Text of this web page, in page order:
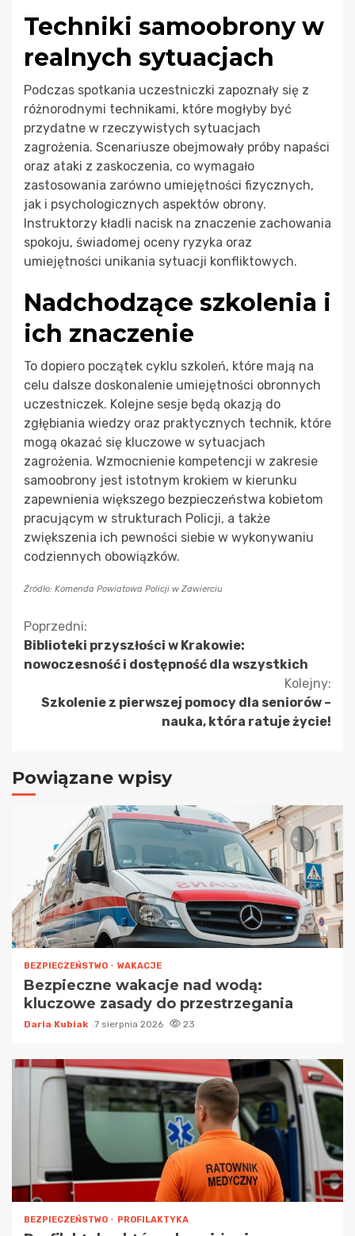
Techniki samoobrony w
realnych sytuacjach
Podczas spotkania uczestniczki zapoznały się z
różnorodnymi technikami, które mogłyby być
przydatne w rzeczywistych sytuacjach
zagrożenia. Scenariusze obejmowały próby napaści
oraz ataki z zaskoczenia, co wymagało
zastosowania zarówno umiejętności fizycznych,
jak i psychologicznych aspektów obrony.
Instruktorzy kładli nacisk na znaczenie zachowania
spokoju, świadomej oceny ryzyka oraz
umiejętności unikania sytuacji konfliktowych.
Nadchodzące szkolenia i
ich znaczenie
To dopiero początek cyklu szkoleń, które mają na
celu dalsze doskonalenie umiejętności obronnych
uczestniczek. Kolejne sesje będą okazją do
zgłębiania wiedzy oraz praktycznych technik, które
mogą okazać się kluczowe w sytuacjach
zagrożenia. Wzmocnienie kompetencji w zakresie
samoobrony jest istotnym krokiem w kierunku
zapewnienia większego bezpieczeństwa kobietom
pracującym w strukturach Policji, a także
zwiększenia ich pewności siebie w wykonywaniu
codziennych obowiązków.
Źródło: Komenda Powiatowa Policji w Zawierciu
Kontynuuj
czytanie
Poprzedni:
Biblioteki przyszłości w Krakowie:
nowoczesność i dostępność dla wszystkich
Kolejny:
Szkolenie z pierwszej pomocy dla seniorów –
nauka, która ratuje życie!
Powiązane wpisy
BEZPIECZEŃSTWO WAKACJE
Bezpieczne wakacje nad wodą:
kluczowe zasady do przestrzegania
Daria Kubiak 7 sierpnia 2026 23
BEZPIECZEŃSTWO PROFILAKTYKA